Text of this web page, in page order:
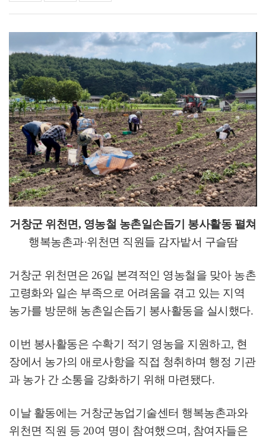
거창군 위천면, 영농철 농촌일손돕기 봉사활동 펼쳐
행복농촌과·위천면 직원들 감자밭서 구슬땀
거창군 위천면은 26일 본격적인 영농철을 맞아 농촌
고령화와 일손 부족으로 어려움을 겪고 있는 지역
농가를 방문해 농촌일손돕기 봉사활동을 실시했다.
이번 봉사활동은 수확기 적기 영농을 지원하고, 현
장에서 농가의 애로사항을 직접 청취하며 행정 기관
과 농가 간 소통을 강화하기 위해 마련됐다.
이날 활동에는 거창군농업기술센터 행복농촌과와
위천면 직원 등 20여 명이 참여했으며 , 참여자들은